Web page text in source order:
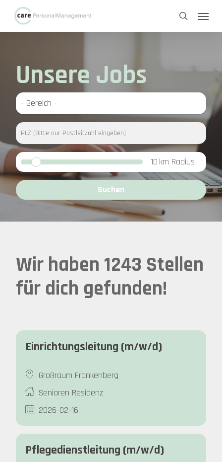
main
search
Menu
Unsere Jobs
10 km Radius
Suchen
Wir haben 1243 Stellen
für dich gefunden!
Einrichtungsleitung (m/w/d)
Großraum Frankenberg
Senioren Residenz
2026-02-16
Pflegedienstleitung (m/w/d)